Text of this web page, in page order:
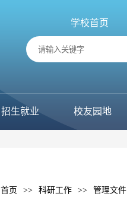
学校首页
招生就业 校友园地
首页 >> 科研工作 >> 管理文件